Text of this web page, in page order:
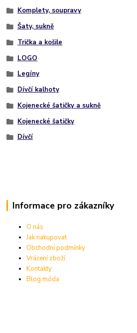
Komplety, soupravy
Šaty, sukně
Trička a košile
LOGO
Legíny
Dívčí kalhoty
Kojenecké šatičky a sukně
Kojenecké šatičky
Dívčí
Informace pro zákazníky
O nás
Jak nakupovat
Obchodní podmínky
Vrácení zboží
Kontakty
Blog móda